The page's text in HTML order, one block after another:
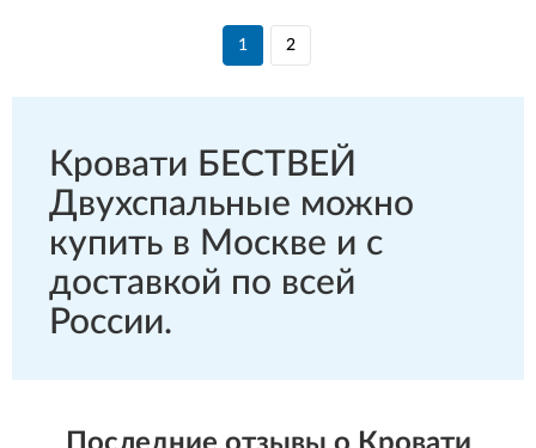
1 2
Кровати БЕСТВЕЙ
Двухспальные можно
купить в Москве и с
доставкой по всей
России.